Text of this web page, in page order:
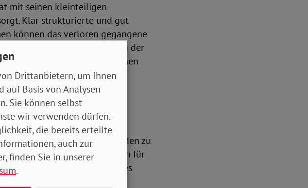
mit seinen kleinteiligen
Klar strukturierte und gut
können das verloren gegangene
die Akzeptanz zur Einhaltung der
und wichtig, die Vertreter*innen
Pandemiebekämpfung
wichtig:
aus Steuermitteln
Personen werden zu
Beratung - auch für
- zu einer Verlangsamung des
ebenso, wie den Vorschlag,
Drittanbietern, um Ihnen
auf Basis von Analysen
Sie können selbst
wir verwenden dürfen.
die bereits erteilte
auch zur
finden Sie in unserer
.